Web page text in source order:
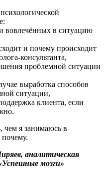
вовлечённых в ситуацию
и почему происходит
консультанта,
проблемной ситуации
выработка способов
ситуации,
клиента, если
чем я занимаюсь в
аналитическая
мозги»